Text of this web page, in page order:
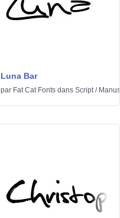
Luna Bar
par Fat Cat Fonts dans Script/